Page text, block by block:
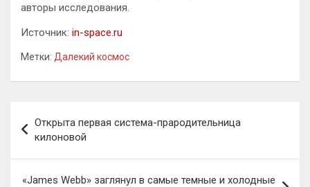
авторы исследования.
Источник: in-space.ru
Метки: Далекий космос
по
записям
Открыта первая система-прародительница
килоновой
«James Webb» заглянул в самые темные и холодные